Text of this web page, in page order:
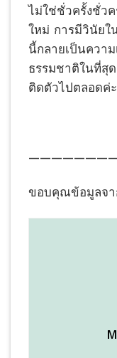
ไม่ใช่ชั่วครั้งชั่ว
ใหม่ การมีวินัยใ
นี้กลายเป็นควา
ธรรมชาติในที่สุ
ติดตัวไปตลอดค่ะ
ขอบคุณข้อมูลจา